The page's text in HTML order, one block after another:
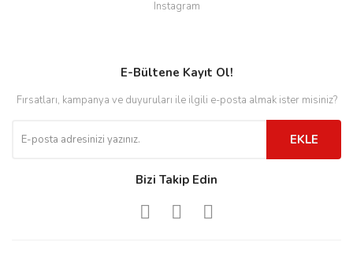
Instagram
E-Bültene Kayıt Ol!
Fırsatları, kampanya ve duyuruları ile ilgili e-posta almak ister misiniz?
EKLE
Bizi Takip Edin